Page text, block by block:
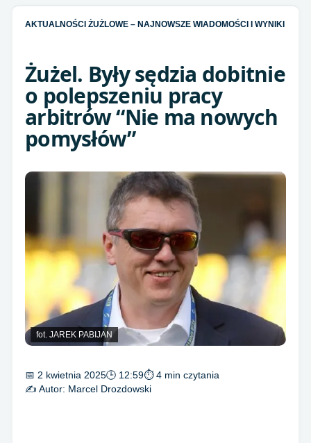
AKTUALNOŚCI ŻUŻLOWE – NAJNOWSZE WIADOMOŚCI I WYNIKI
Żużel. Były sędzia dobitnie
o polepszeniu pracy
arbitrów “Nie ma nowych
pomysłów”
fot. JAREK PABIJAN
📅 2 kwietnia 2025🕒 12:59⏱ 4 min czytania
✍️ Autor: Marcel Drozdowski